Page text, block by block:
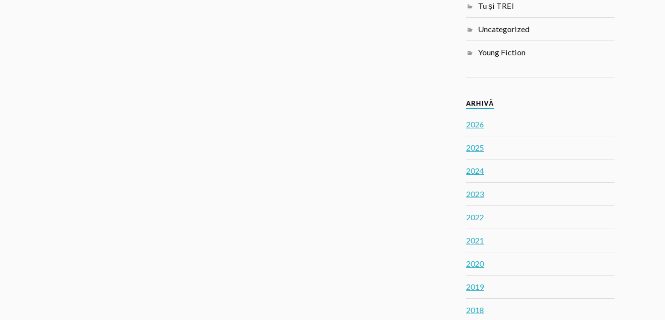
Tu și TREI
Uncategorized
Young Fiction
ARHIVĂ
2026
2025
2024
2023
2022
2021
2020
2019
2018